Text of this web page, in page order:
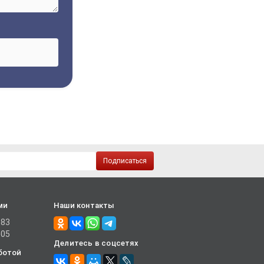
Подписаться
Наши контакты
Делитесь в соцсетях